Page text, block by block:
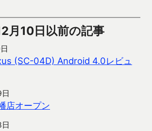
月10日以前の記事
(SC-04D) Android 4.0レビュ
店オープン